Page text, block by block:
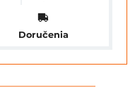
Doručenia